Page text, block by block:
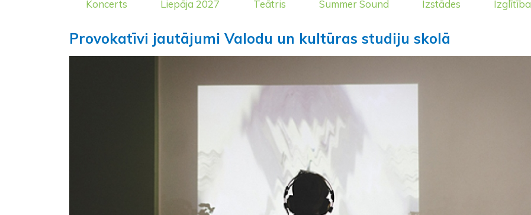
Koncerts Liepāja 2027 Teātris Summer Sound Izstādes Izglītība
Provokatīvi jautājumi Valodu un kultūras studiju skolā